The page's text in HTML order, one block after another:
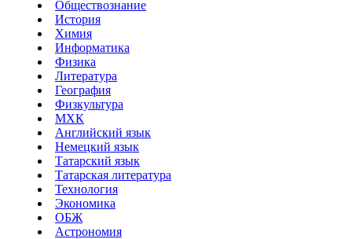
Обществознание
История
Химия
Информатика
Физика
Литература
География
Физкультура
МХК
Английский язык
Немецкий язык
Татарский язык
Татарская литература
Технология
Экономика
ОБЖ
Астрономия